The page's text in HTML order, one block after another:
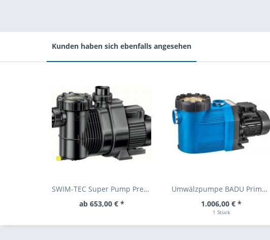
Kunden haben sich ebenfalls angesehen
SWIM-TEC Super Pump Premium
ab 653,00 € *
Umwälzpumpe BADU Prime 15 W/ 230V
1.006,00 € *
1 Stück